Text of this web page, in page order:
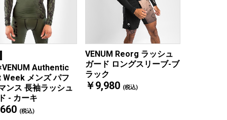
Authentic
Week メンズ パフ
ンス 長袖ラッシュ
- カーキ
(税込)
VENUM Reorg ラッシュ
ガード ロングスリーブ-ブ
ラック
￥9,980 (税込)